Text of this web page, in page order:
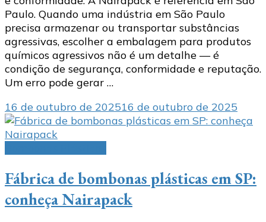
Paulo. Quando uma indústria em São Paulo
precisa armazenar ou transportar substâncias
agressivas, escolher a embalagem para produtos
químicos agressivos não é um detalhe — é
condição de segurança, conformidade e reputação.
Um erro pode gerar …
16 de outubro de 202516 de outubro de 2025
Fábrica de bombonas plásticas em SP:
conheça Nairapack